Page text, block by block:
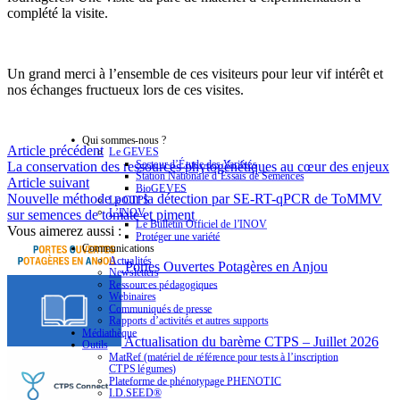
complété la visite.
Un grand merci à l’ensemble de ces visiteurs pour leur vif intérêt et
nos échanges fructueux lors de ces visites.
Article précédent
La conservation des ressources phytogénétiques au cœur des enjeux
Article suivant
Nouvelle méthode pour la détection par SE-RT-qPCR de ToMMV
sur semences de tomate et piment
Vous aimerez aussi :
Portes Ouvertes Potagères en Anjou
Actualisation du barème CTPS – Juillet 2026
Qui sommes-nous ?
Le GEVES
Secteur d’Étude des Variétés
Station Nationale d’Essais de Semences
BioGEVES
Le CTPS
L’INOV
Le Bulletin Officiel de l’INOV
Protéger une variété
Communications
Actualités
Newsletters
Ressources pédagogiques
Webinaires
Communiqués de presse
Rapports d’activités et autres supports
Médiathèque
Outils
MatRef (matériel de référence pour tests à l’inscription
CTPS légumes)
Plateforme de phénotypage PHENOTIC
I.D.SEED®